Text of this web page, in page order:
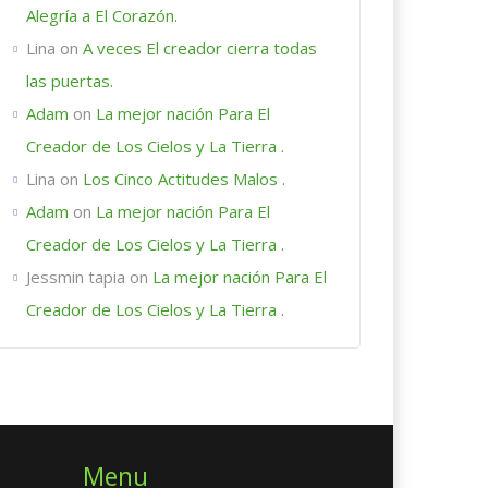
Alegría a El Corazón.
Lina on A veces El creador cierra todas
las puertas.
Adam on La mejor nación Para El
Creador de Los Cielos y La Tierra .
Lina on Los Cinco Actitudes Malos .
Adam on La mejor nación Para El
Creador de Los Cielos y La Tierra .
Jessmin tapia on La mejor nación Para El
Creador de Los Cielos y La Tierra .
Menu